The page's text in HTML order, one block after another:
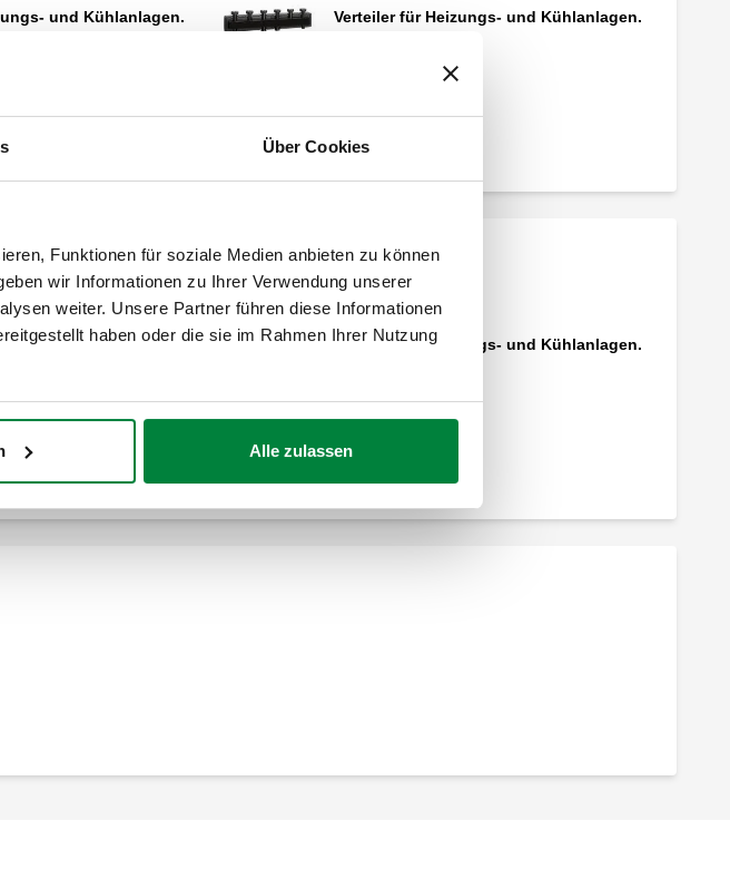
Über Cookies
Funktionen für soziale Medien anbieten zu können
wir Informationen zu Ihrer Verwendung unserer
weiter. Unsere Partner führen diese Informationen
haben oder die sie im Rahmen Ihrer Nutzung
Alle zulassen
und Kühlanlagen. Verteiler für Heizungs- und Kühlanlagen.
Kühlanlagen.
und Kühlanlagen. Verteiler für Heizungs- und Kühlanlagen.
und Kühlanlagen.